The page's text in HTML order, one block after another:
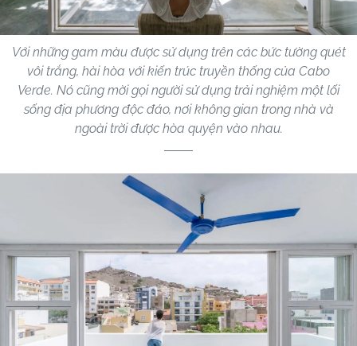
Với những gam màu được sử dụng trên các bức tường quét
vôi trắng, hài hòa với kiến ​​trúc truyền thống của Cabo
Verde. Nó cũng mời gọi người sử dụng trải nghiệm một lối
sống địa phương độc đáo, nơi không gian trong nhà và
ngoài trời được hòa quyện vào nhau.